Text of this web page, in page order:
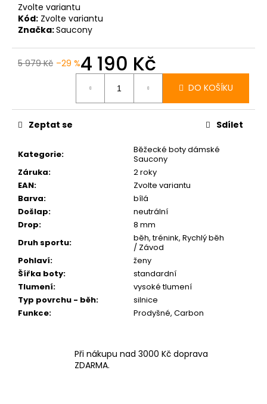
Zvolte variantu
Kód: Zvolte variantu
Značka:Saucony
5 979 Kč –29 %4 190 Kč
DO KOŠÍKU
Kategorie:
Běžecké boty dámské
Saucony
Záruka:
2 roky
EAN:
Zvolte variantu
Barva:
bílá
Došlap:
neutrální
Drop:
8 mm
Druh sportu:
běh, trénink, Rychlý běh
/ Závod
Pohlaví:
ženy
Šířka boty:
standardní
Tlumení:
vysoké tlumení
Typ povrchu - běh:
silnice
Funkce: Prodyšné, Carbon
Zeptat se Sdílet
Při nákupu nad 3000 Kč doprava
ZDARMA.
ZELENÁ
Kč